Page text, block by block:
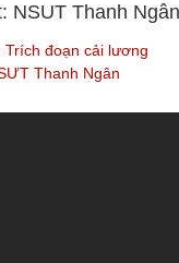
NSUT Thanh
Trích đoạn cải lương
Thanh Ngân